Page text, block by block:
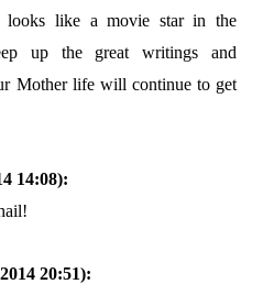
looks like a movie star in the
up the great writings and
Mother life will continue to get
14:08):
20:51):